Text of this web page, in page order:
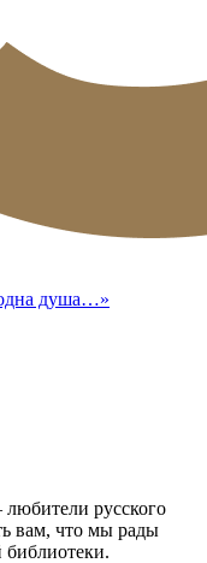
душа…»
русского
вам, что мы рады
библиотеки.